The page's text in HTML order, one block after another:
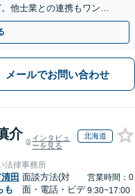
他士業との連携もワンス
メールでお問い合わせ
介
インタビュ
ーを見る
北海道
法律事務所
田
も
面談方法(対
面・電話・ビデ
営業時間：0
9:30~17:00